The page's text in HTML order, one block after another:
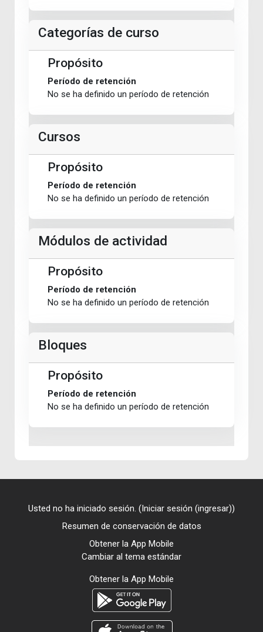
Categorías de curso
Propósito
Período de retención
No se ha definido un período de retención
Cursos
Propósito
Período de retención
No se ha definido un período de retención
Módulos de actividad
Propósito
Período de retención
No se ha definido un período de retención
Bloques
Propósito
Período de retención
No se ha definido un período de retención
Usted no ha iniciado sesión. (Iniciar sesión (ingresar))
Resumen de conservación de datos
Obtener la App Mobile
Cambiar al tema estándar
Obtener la App Mobile